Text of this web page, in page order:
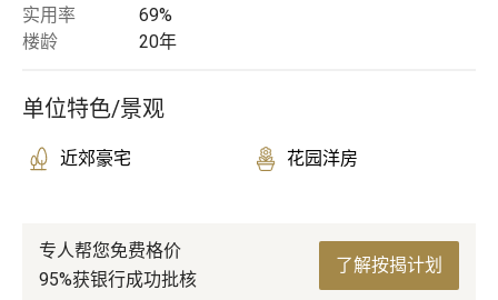
实用率
69%
楼龄
20年
单位特色/景观
近郊豪宅 花园洋房
专人帮您免费格价
95%获银行成功批核
了解按揭计划